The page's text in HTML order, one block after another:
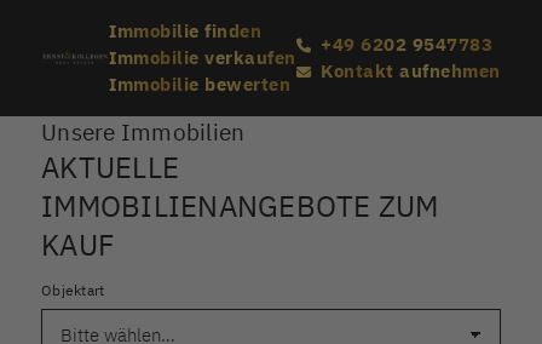
Immobilie finden
Immobilie verkaufen
Immobilie bewerten
+49 6202 9547783
Kontakt aufnehmen
Unsere Immobilien
AKTUELLE
IMMOBILIENANGEBOTE ZUM
KAUF
Objektart